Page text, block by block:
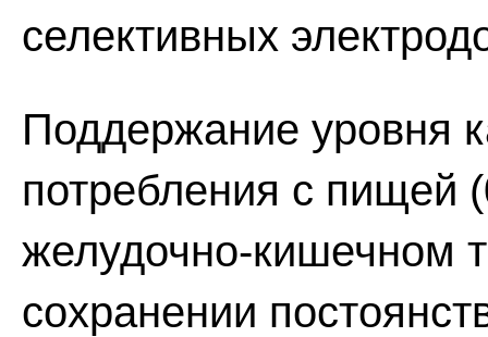
селективных
Поддержание уровня
потребления с пищей
желудочно-кишечном
сохранении